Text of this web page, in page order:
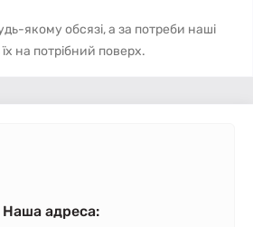
якому обсязі, а за потреби наші
на потрібний поверх.
Наша адреса: